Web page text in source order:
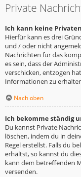
Private
Ich kann keine
Hierfür kann es drei
und / oder nicht
Nachrichten für das
es sein, dass der
verschicken, entzogen
Informationen zu
Nach oben
Ich bekomme ständig
Du kannst Private
löschen, indem du in
Regel erstellst. Falls du
erhältst, so kannst du
kann dem betreffenden
versenden.